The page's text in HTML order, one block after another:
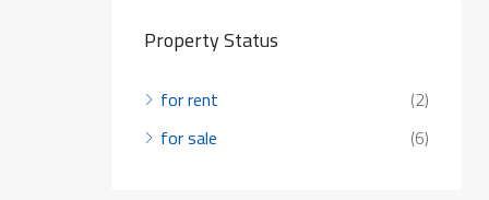
Property Status
for rent
(2)
for sale
(6)